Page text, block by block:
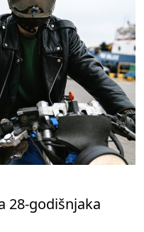
28-godišnjaka